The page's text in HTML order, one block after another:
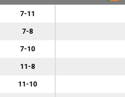
7-11
7-8
7-10
11-8
11-10